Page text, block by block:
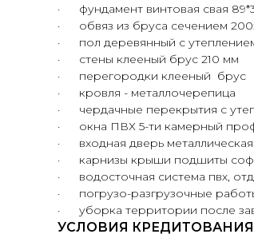
· фундамент винтовая свая
· обвяз из бруса сечением
· пол деревянный с
· стены клееный брус 210 мм
· перегородки клееный брус
· кровля - металлочерепица
· чердачные перекрытия с
· окна ПВХ 5-ти камерный
· входная дверь
· карнизы крыши подшиты
· водосточная система пвх,
· погрузо-разгрузочные
· уборка территории после
УСЛОВИЯ КРЕДИТОВАНИЯ